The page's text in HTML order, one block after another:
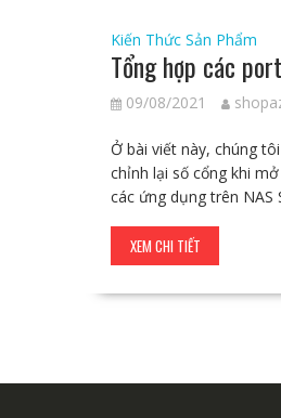
Kiến Thức Sản Phẩm
Tổng hợp các
09/08/2021
Ở bài viết này, chúng
chỉnh lại số cổng khi
các ứng dụng trên
XEM CHI TIẾT